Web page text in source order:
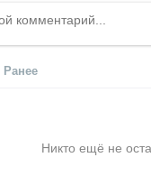
Ранее
Никто ещё не